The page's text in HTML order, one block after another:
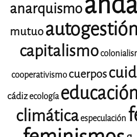
anarquismo
mutuoautogestión
capitalismo
cooperativismocuerpos
cádizecología
climáticaespeculación